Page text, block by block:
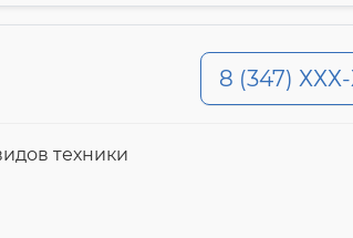
8 (347)
техники